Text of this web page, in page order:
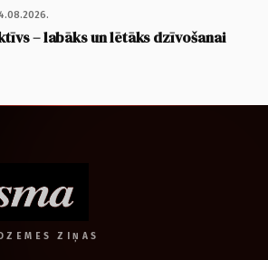
– labāks un lētāks dzīvošanai
ZIŅAS